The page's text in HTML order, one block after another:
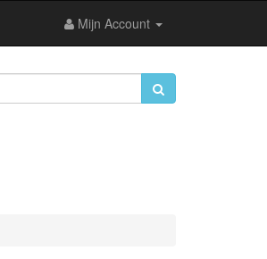
Mijn Account